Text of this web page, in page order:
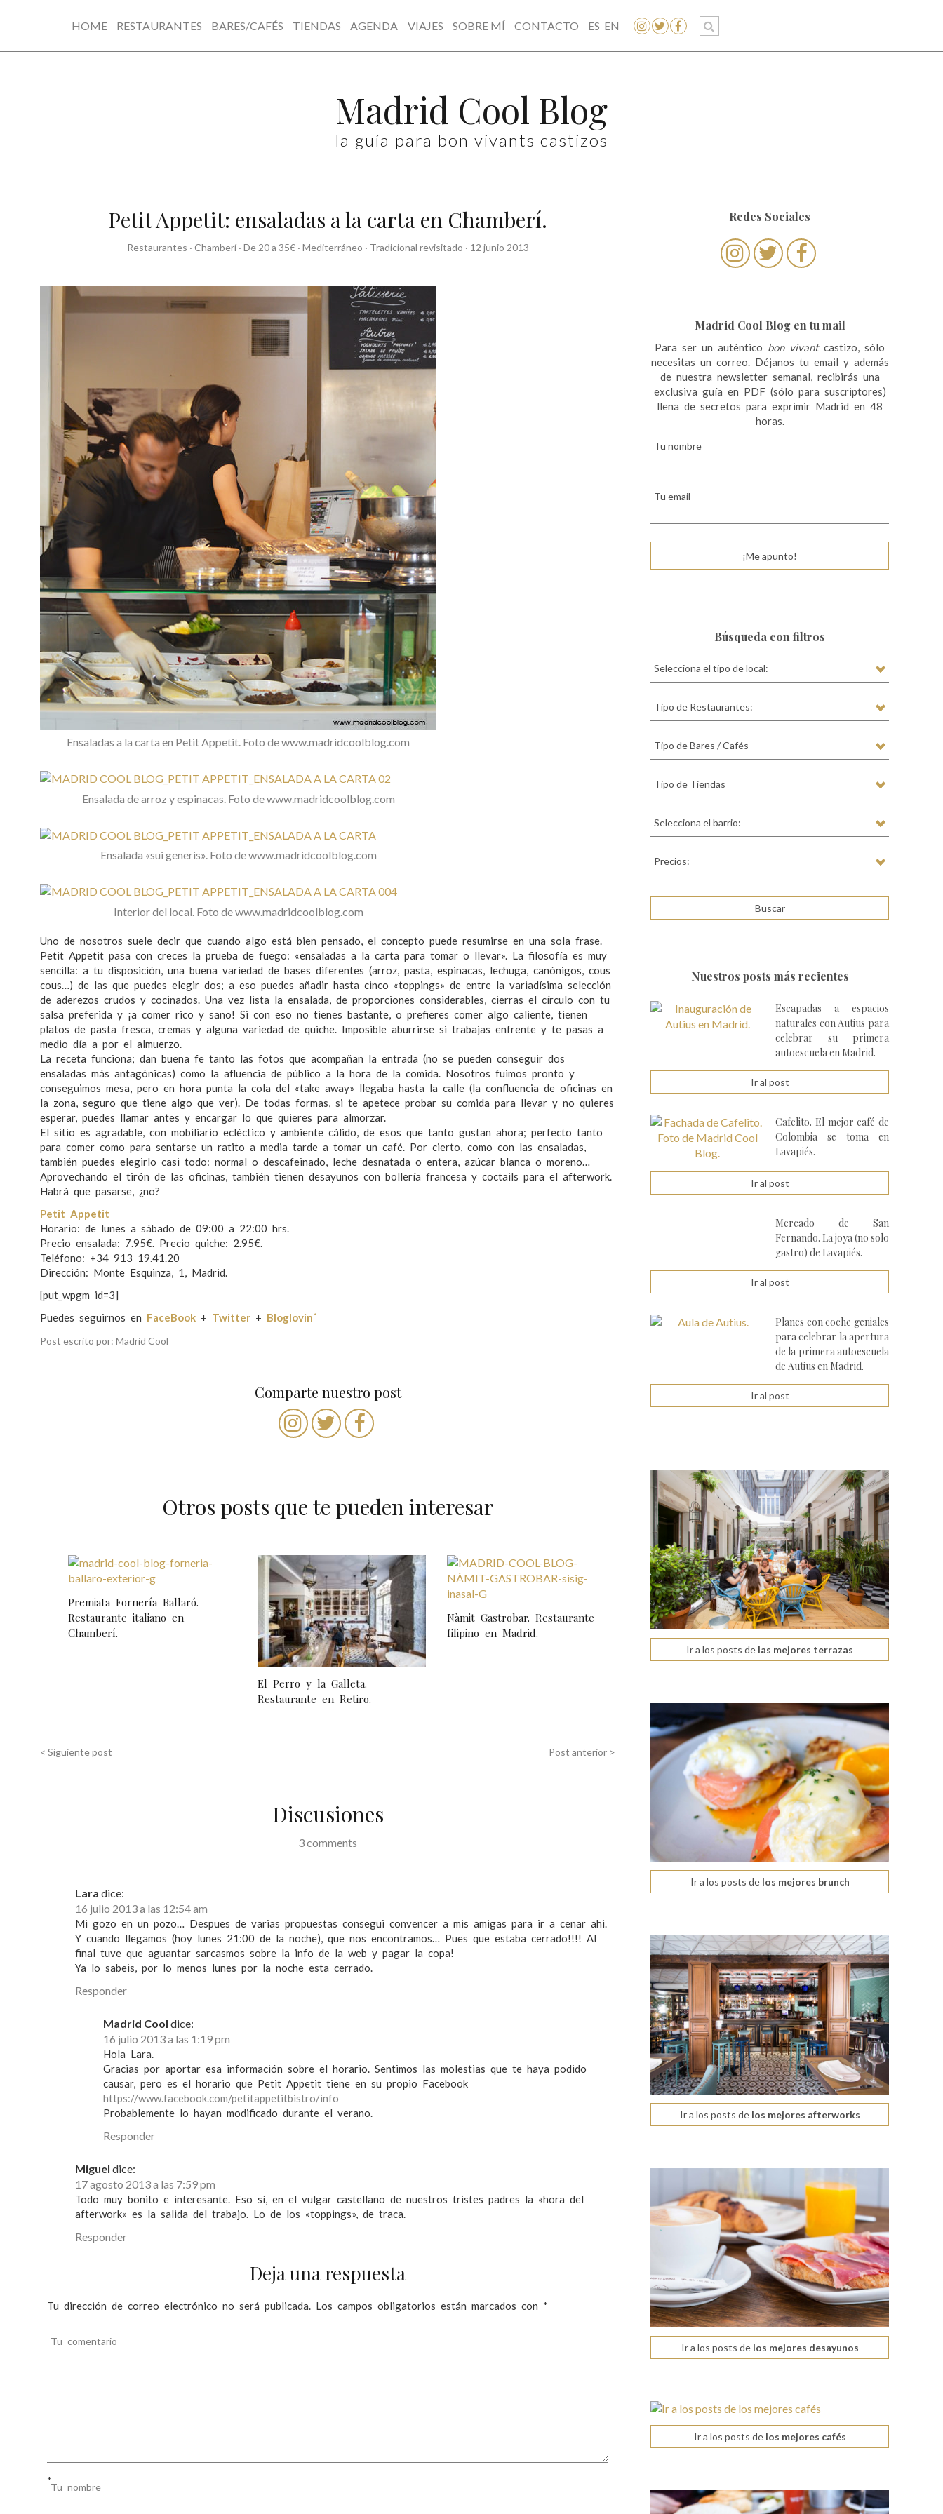
HOME RESTAURANTES BARES/CAFÉS TIENDAS AGENDA VIAJES SOBRE MÍ CONTACTO ES EN
Madrid Cool Blog
la guía para bon vivants castizos
Petit Appetit: ensaladas a la carta en Chamberí.
Restaurantes · Chamberí· De 20 a 35€· Mediterráneo · Tradicional revisitado · 12 junio 2013
Ensaladas a la carta en Petit Appetit. Foto de www.madridcoolblog.com
Ensalada de arroz y espinacas. Foto de www.madridcoolblog.com
Ensalada «sui generis». Foto de www.madridcoolblog.com
Interior del local. Foto de www.madridcoolblog.com
Uno de nosotros suele decir que cuando algo está bien pensado, el concepto puede resumirse en una sola frase.
Petit Appetit pasa con creces la prueba de fuego: «ensaladas a la carta para tomar o llevar». La filosofía es muy
sencilla: a tu disposición, una buena variedad de bases diferentes (arroz, pasta, espinacas, lechuga, canónigos, cous
cous…) de las que puedes elegir dos; a eso puedes añadir hasta cinco «toppings» de entre la variadísima selección
de aderezos crudos y cocinados. Una vez lista la ensalada, de proporciones considerables, cierras el círculo con tu
salsa preferida y ¡a comer rico y sano! Si con eso no tienes bastante, o prefieres comer algo caliente, tienen
platos de pasta fresca, cremas y alguna variedad de quiche. Imposible aburrirse si trabajas enfrente y te pasas a
medio día a por el almuerzo.
La receta funciona; dan buena fe tanto las fotos que acompañan la entrada (no se pueden conseguir dos
ensaladas más antagónicas) como la afluencia de público a la hora de la comida. Nosotros fuimos pronto y
conseguimos mesa, pero en hora punta la cola del «take away» llegaba hasta la calle (la confluencia de oficinas en
la zona, seguro que tiene algo que ver). De todas formas, si te apetece probar su comida para llevar y no quieres
esperar, puedes llamar antes y encargar lo que quieres para almorzar.
El sitio es agradable, con mobiliario ecléctico y ambiente cálido, de esos que tanto gustan ahora; perfecto tanto
para comer como para sentarse un ratito a media tarde a tomar un café. Por cierto, como con las ensaladas,
también puedes elegirlo casi todo: normal o descafeinado, leche desnatada o entera, azúcar blanca o moreno…
Aprovechando el tirón de las oficinas, también tienen desayunos con bollería francesa y coctails para el afterwork.
Habrá que pasarse, ¿no?
Petit Appetit
Horario: de lunes a sábado de 09:00 a 22:00 hrs.
Precio ensalada: 7.95€. Precio quiche: 2.95€.
Teléfono: +34 913 19.41.20
Dirección: Monte Esquinza, 1, Madrid.
[put_wpgm id=3]
Puedes seguirnos en FaceBook + Twitter + Bloglovin´
Post escrito por: Madrid Cool
Comparte nuestro post
Otros posts que te pueden interesar
Premiata Fornería Ballaró.
Restaurante italiano en
Chamberí.
El Perro y la Galleta.
Restaurante en Retiro.
Nàmit Gastrobar. Restaurante
filipino en Madrid.
i
Post anterior >
< Siguiente post
Discusiones
3 comments
Lara dice:
16 julio 2013 a las 12:54 am
Mi gozo en un pozo… Despues de varias propuestas consegui convencer a mis amigas para ir a cenar ahi.
Y cuando llegamos (hoy lunes 21:00 de la noche), que nos encontramos… Pues que estaba cerrado!!!! Al
final tuve que aguantar sarcasmos sobre la info de la web y pagar la copa!
Ya lo sabeis, por lo menos lunes por la noche esta cerrado.
Responder
Madrid Cool dice:
16 julio 2013 a las 1:19 pm
Hola Lara.
Gracias por aportar esa información sobre el horario. Sentimos las molestias que te haya podido
causar, pero es el horario que Petit Appetit tiene en su propio Facebook
https://www.facebook.com/petitappetitbistro/info
Probablemente lo hayan modificado durante el verano.
Responder
Miguel dice:
17 agosto 2013 a las 7:59 pm
Todo muy bonito e interesante. Eso sí, en el vulgar castellano de nuestros tristes padres la «hora del
afterwork» es la salida del trabajo. Lo de los «toppings», de traca.
Responder
Deja una respuesta
Tu dirección de correo electrónico no será publicada. Los campos obligatorios están marcados con *
Tu comentario
Tu nombre
*
Redes Sociales
Madrid Cool Blog en tu mail
Para ser un auténtico bon vivantcastizo, sólo
necesitas un correo. Déjanos tu email y además
de nuestra newsletter semanal, recibirás una
exclusiva guía en PDF (sólo para suscriptores)
llena de secretos para exprimir Madrid en 48
horas.
Tu nombre
Tu email
¡Me apunto!
Búsqueda con filtros
Selecciona el tipo de local:
Tipo de Restaurantes:
Tipo de Bares / Cafés
Tipo de Tiendas
Selecciona el barrio:
Precios:
Nuestros posts más recientes
Escapadas a espacios
naturales con Autius para
celebrar su primera
autoescuela en Madrid.
Ir al post
Cafelito. El mejor café de
Colombia se toma en
Lavapiés.
Ir al post
Mercado de San
Fernando. La joya (no solo
gastro) de Lavapiés.
Ir al post
Planes con coche geniales
para celebrar la apertura
de la primera autoescuela
de Autius en Madrid.
Ir al post
Ir a los posts de las mejores terrazas
Ir a los posts delos mejores brunch
Ir a los posts delos mejores afterworks
Ir a los posts delos mejores desayunos
Ir a los posts delos mejores cafés